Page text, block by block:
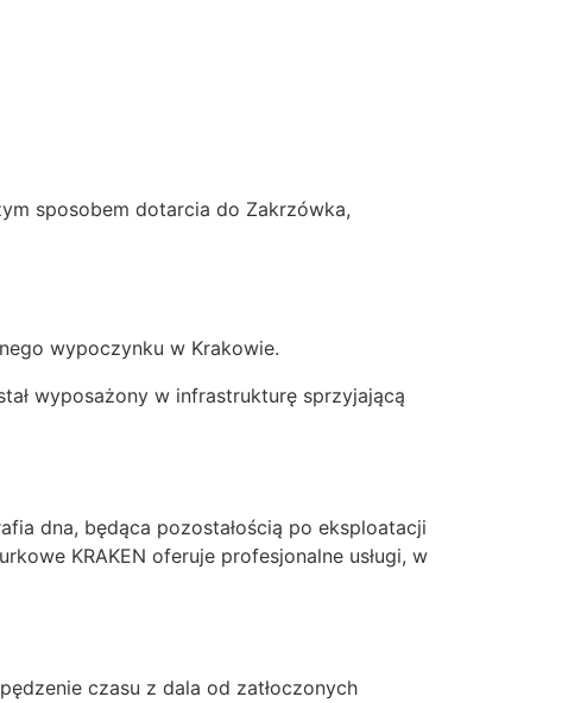
sposobem dotarcia do Zakrzówka,
wypoczynku w Krakowie.
wyposażony w infrastrukturę sprzyjającą
dna, będąca pozostałością po eksploatacji
KRAKEN oferuje profesjonalne usługi, w
czasu z dala od zatłoczonych